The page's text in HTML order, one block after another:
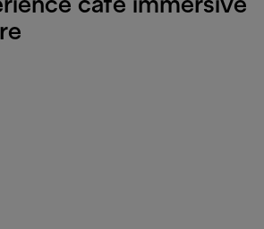
café immersive